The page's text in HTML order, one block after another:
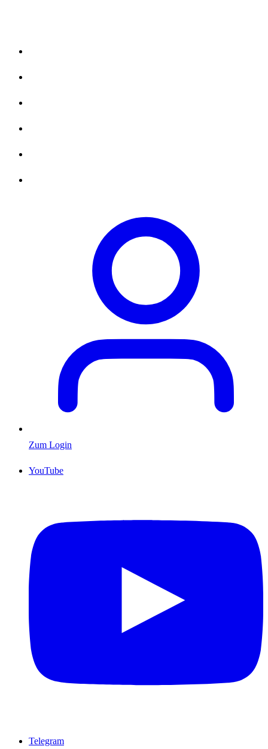
Zum Login
YouTube
Telegram